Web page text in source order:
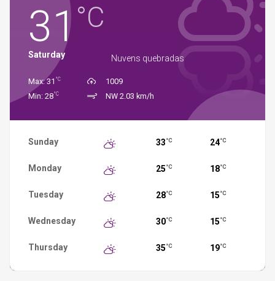
31 °C
Nuvens quebradas
Saturday
Max: 31 °C
Min: 28°C
1009
NW 2.03 km/h
Sunday 33 °C 24°C
Monday 25 °C 18°C
Tuesday 28°C 15 °C
Wednesday 30°C 15 °C
Thursday 35 °C 19°C